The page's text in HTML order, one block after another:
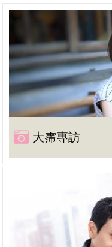
大霈專訪